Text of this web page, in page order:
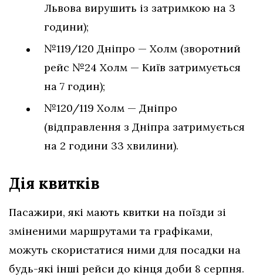
Львова вирушить із затримкою на 3
години);
№119/120 Дніпро — Холм (зворотний
рейс №24 Холм — Київ затримується
на 7 годин);
№120/119 Холм — Дніпро
(відправлення з Дніпра затримується
на 2 години 33 хвилини).
Дія квитків
Пасажири, які мають квитки на поїзди зі
зміненими маршрутами та графіками,
можуть скористатися ними для посадки на
будь-які інші рейси до кінця доби 8 серпня.